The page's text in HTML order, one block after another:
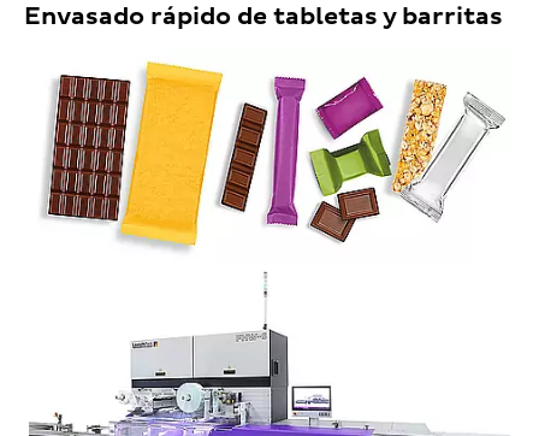
Envasado rápido de tabletas y barritas